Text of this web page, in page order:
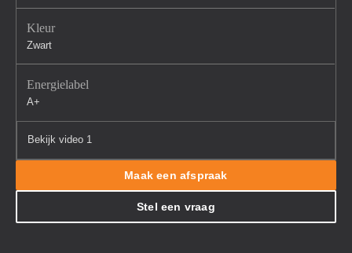
Kleur
Zwart
Energielabel
A+
Bekijk video 1
Maak een afspraak
Stel een vraag